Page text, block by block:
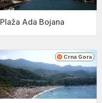
Plaža Ada Bojana
Crna Gora